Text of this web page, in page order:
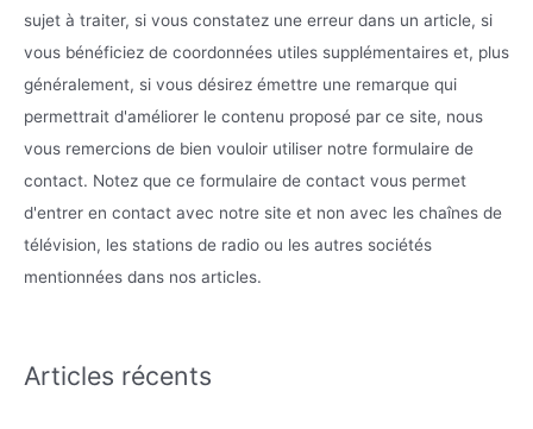
sujet à traiter, si vous constatez une erreur dans un article, si
vous bénéficiez de coordonnées utiles supplémentaires et, plus
généralement, si vous désirez émettre une remarque qui
permettrait d'améliorer le contenu proposé par ce site, nous
vous remercions de bien vouloir utiliser notre formulaire de
contact. Notez que ce formulaire de contact vous permet
d'entrer en contact avec notre site et non avec les chaînes de
télévision, les stations de radio ou les autres sociétés
mentionnées dans nos articles.
Articles récents